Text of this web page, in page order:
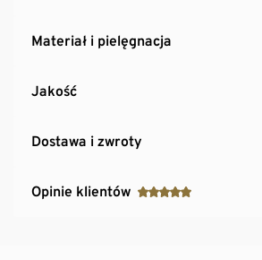
Materiał i pielęgnacja
Jakość
Dostawa i zwroty
Opinie klientów